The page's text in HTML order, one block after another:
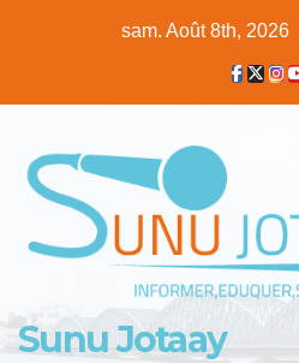
sam. Août 8th, 2026
Sunu Jotaay